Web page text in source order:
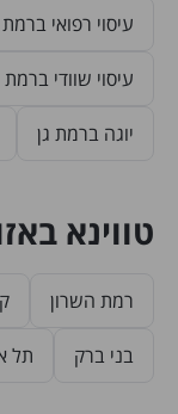
עיסוי רפואי ברמת
עיסוי שוודי ברמת
יוגה ברמת גן
טווינא
רמת השרון
בני ברק תל